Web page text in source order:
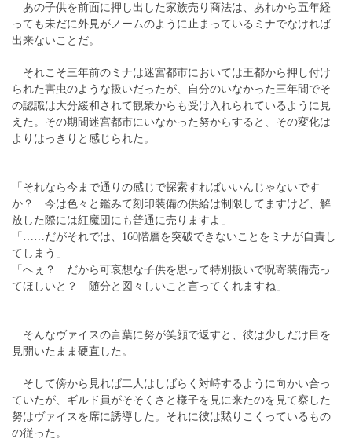
あの子供を前面に押し出した家族売り商法は、あれから五年経
っても未だに外見がノームのように止まっているミナでなければ
出来ないことだ。
それこそ三年前のミナは迷宮都市においては王都から押し付け
られた害虫のような扱いだったが、自分のいなかった三年間でそ
の認識は大分緩和されて観衆からも受け入れられているように見
えた。その期間迷宮都市にいなかった努からすると、その変化は
よりはっきりと感じられた。
「それなら今まで通りの感じで探索すればいいんじゃないです
か？ 今は色々と鑑みて刻印装備の供給は制限してますけど、解
放した際には紅魔団にも普通に売りますよ」
「……だがそれでは、160階層を突破できないことをミナが自責し
てしまう」
「へぇ？ だから可哀想な子供を思って特別扱いで呪寄装備売っ
てほしいと？ 随分と図々しいこと言ってくれますね」
そんなヴァイスの言葉に努が笑顔で返すと、彼は少しだけ目を
見開いたまま硬直した。
そして傍から見れば二人はしばらく対峙するように向かい合っ
ていたが、ギルド員がそそくさと様子を見に来たのを見て察した
努はヴァイスを席に誘導した。それに彼は黙りこくっているもの
の従った。